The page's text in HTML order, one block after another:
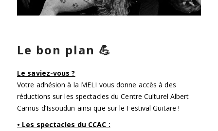
Le bon plan 💪
Le saviez-vous ?
Votre adhésion à la MELI vous donne accès à des
réductions sur les spectacles du Centre Culturel Albert
Camus d’Issoudun ainsi que sur le Festival Guitare !
• Les spectacles du CCAC :